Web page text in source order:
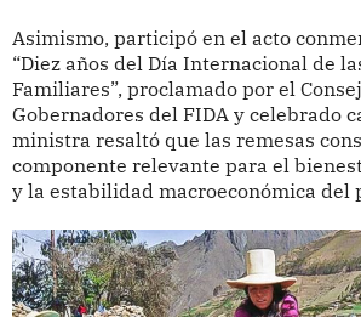
Asimismo, participó en el acto
“Diez años del Día Internacional de
Familiares”, proclamado por el
Gobernadores del FIDA y celebrado
ministra resaltó que las remesas
componente relevante para el
y la estabilidad macroeconómica del